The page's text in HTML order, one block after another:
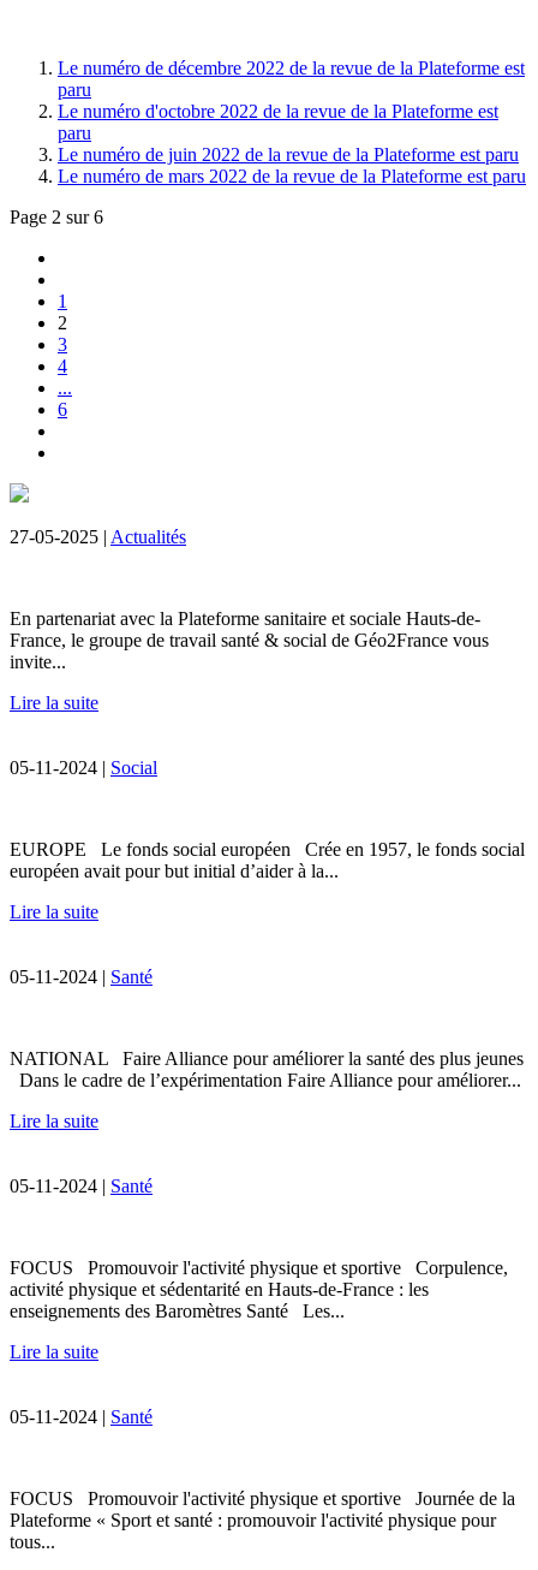
Le numéro de décembre 2022 de la revue de la Plateforme est
paru
Le numéro d'octobre 2022 de la revue de la Plateforme est
paru
Le numéro de juin 2022 de la revue de la Plateforme est paru
Le numéro de mars 2022 de la revue de la Plateforme est paru
Page 2 sur 6
1
2
3
4
...
6
27-05-2025 | Actualités
En partenariat avec la Plateforme sanitaire et sociale Hauts-de-
France, le groupe de travail santé & social de Géo2France vous
invite...
Lire la suite
05-11-2024 | Social
EUROPE Le fonds social européen Crée en 1957, le fonds social
européen avait pour but initial d’aider à la...
Lire la suite
05-11-2024 | Santé
NATIONAL Faire Alliance pour améliorer la santé des plus jeunes
Dans le cadre de l’expérimentation Faire Alliance pour améliorer...
Lire la suite
05-11-2024 | Santé
FOCUS Promouvoir l'activité physique et sportive Corpulence,
activité physique et sédentarité en Hauts-de-France : les
enseignements des Baromètres Santé Les...
Lire la suite
05-11-2024 | Santé
FOCUS Promouvoir l'activité physique et sportive Journée de la
Plateforme « Sport et santé : promouvoir l'activité physique pour
tous...